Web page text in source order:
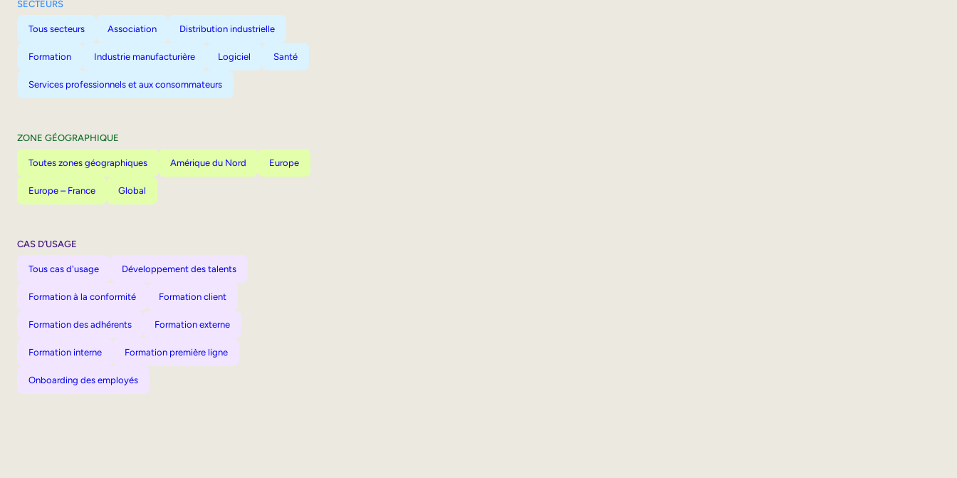
SECTEURS
Tous secteurs Association Distribution industrielle
Formation Industrie manufacturière Logiciel Santé
Services professionnels et aux consommateurs
ZONE GÉOGRAPHIQUE
Toutes zones géographiques Amérique du Nord Europe
Europe – France Global
CAS D’USAGE
Tous cas d'usage Développement des talents
Formation à la conformité Formation client
Formation des adhérents Formation externe
Formation interne Formation première ligne
Onboarding des employés